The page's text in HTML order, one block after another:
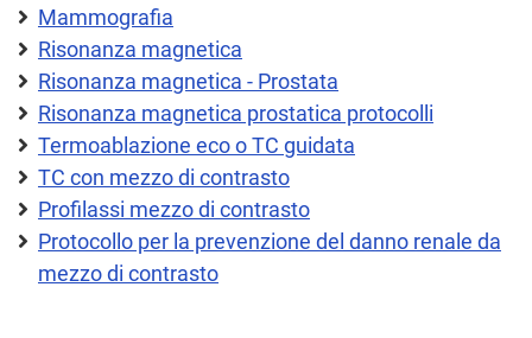
Mammografia
Risonanza magnetica
Risonanza magnetica - Prostata
Risonanza magnetica prostatica protocolli
Termoablazione eco o TC guidata
TC con mezzo di contrasto
Profilassi mezzo di contrasto
Protocollo per la prevenzione del danno renale da
mezzo di contrasto